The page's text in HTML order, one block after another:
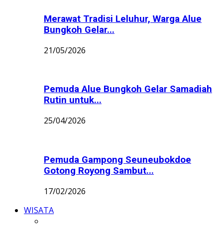
Merawat Tradisi Leluhur, Warga Alue
Bungkoh Gelar...
21/05/2026
Pemuda Alue Bungkoh Gelar Samadiah
Rutin untuk...
25/04/2026
Pemuda Gampong Seuneubokdoe
Gotong Royong Sambut...
17/02/2026
WISATA